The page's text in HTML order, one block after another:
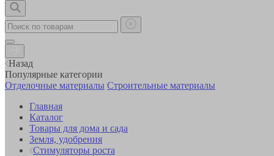
Назад
Популярные категории
Отделочные материалы Строительные материалы
Главная
Каталог
Товары для дома и сада
Земля, удобрения
Стимуляторы роста